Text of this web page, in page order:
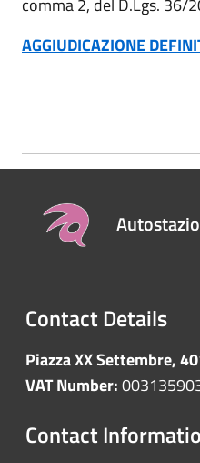
comma 2, del D.Lgs. 36/
AGGIUDICAZIONE
Contact Details
Piazza XX Settembre,
VAT Number:
Contact